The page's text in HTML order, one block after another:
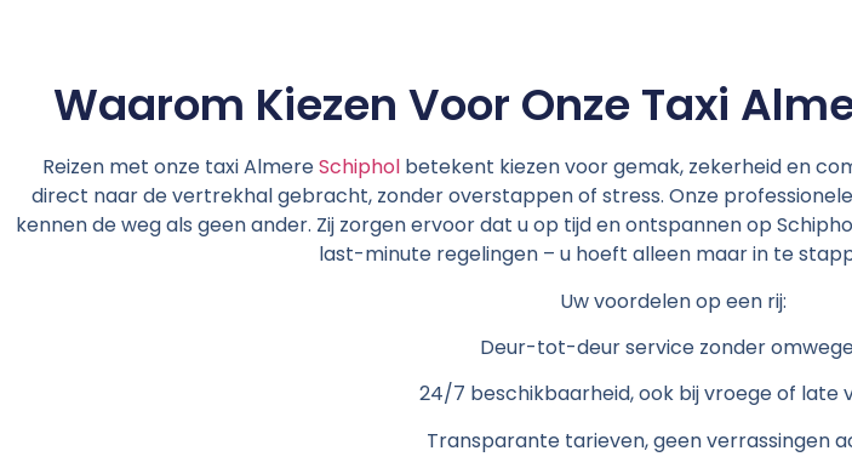
Waarom Kiezen Voor Onze Taxi
Reizen met onze taxi AlmereSchipholbetekent kiezen voor gemak, zekerheid en
direct naar de vertrekhal gebracht, zonder overstappen of stress. Onze
kennen de weg als geen ander. Zij zorgen ervoor dat u op tijd en ontspannen op
last-minute regelingen – u hoeft alleen maar in te
Uw voordelen op een rij:
Deur-tot-deur service zonder
24/7 beschikbaarheid, ook bij vroege of late
Transparante tarieven, geen verrassingen